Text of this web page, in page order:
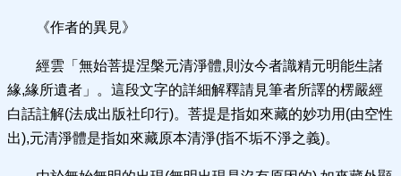
《作者的異見》
經雲「無始菩提涅槃元清淨體,則汝今者識精元明能生諸
緣,緣所遺者」。這段文字的詳細解釋請見筆者所譯的楞嚴經
白話註解(法成出版社印行)。菩提是指如來藏的妙功用(由空性
出),元清淨體是指如來藏原本清淨(指不垢不淨之義)。